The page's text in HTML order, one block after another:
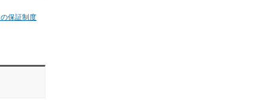
保証制度